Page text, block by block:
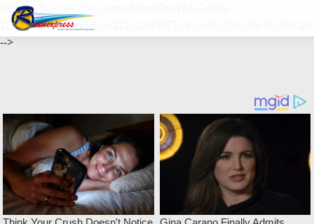
https://bugaruche.com/dAmKFnzWd.GoNiv-
ZDGvUM/DeFm/9EupZZUsl/kFPSTuY/ywNqDUcRx/N/j/A/
-->